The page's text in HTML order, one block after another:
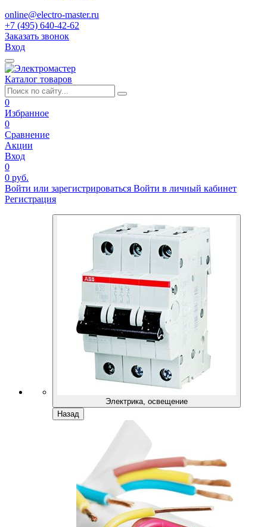
online@electro-master.ru
+7 (495) 640-42-62
Заказать звонок
Вход
Каталог товаров
0
Избранное
0
Сравнение
Акции
Вход
0
0 руб.
Войти или зарегистрироваться Войти в личный кабинет
Регистрация
Электрика, освещение
Назад